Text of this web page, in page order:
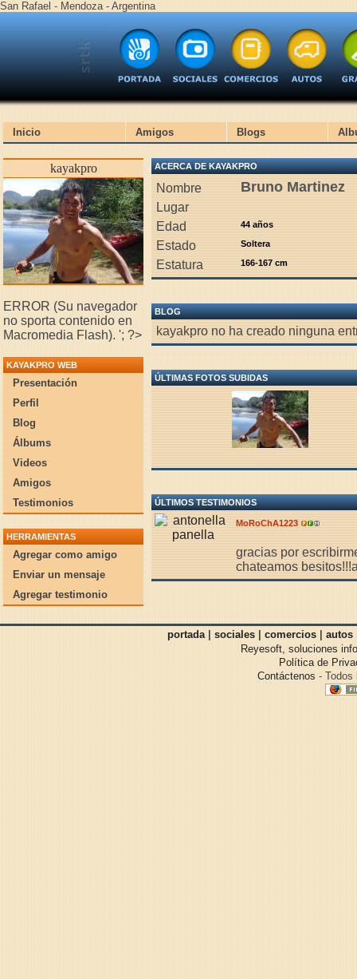
San Rafael - Mendoza - Argentina
Inicio Amigos Blogs
kayakpro
ERROR (Su navegador
no sporta contenido en
Macromedia Flash). '; ?>
KAYAKPRO WEB
Presentación
Perfil
Blog
Álbums
Videos
Amigos
Testimonios
HERRAMIENTAS
Agregar como amigo
Enviar un mensaje
Agregar testimonio
ACERCA DE KAYAKPRO
Nombre Bruno Martinez
Lugar
Edad
44 años
Estado Soltera
Estatura 166-167 cm
BLOG
kayakpro no ha creado ninguna
ÚLTIMAS FOTOS SUBIDAS
ÚLTIMOS TESTIMONIOS
MoRoChA1223
gracias por
chateamos
portada | sociales | comercios | autos
Reyesoft, soluciones
Política de
Contáctenos - Todos